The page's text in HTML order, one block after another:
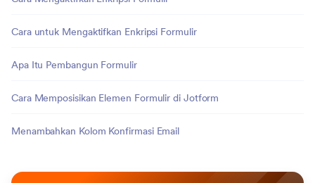
Cara untuk Mengaktifkan Enkripsi Formulir
Apa Itu Pembangun Formulir
Cara Memposisikan Elemen Formulir di Jotform
Menambahkan Kolom Konfirmasi Email